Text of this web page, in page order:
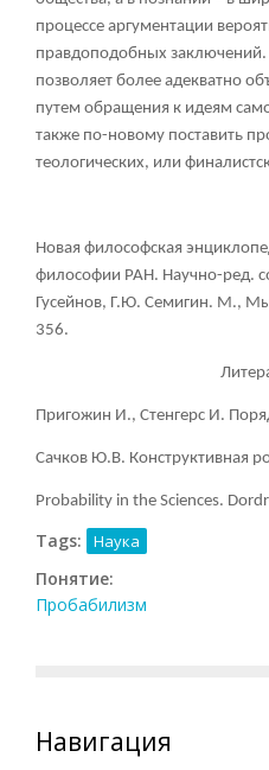
процессе аргументации
правдоподобных
позволяет более адекватно
путем обращения к идеям
также по-новому поставить
теологических, или
Новая философская
философии РАН. Научно-ред.
Гусейнов, Г.Ю. Семигин. М.,
356.
Пригожин И., Стенгерс И.
Сачков Ю.В. Конструктивная
Probability in the Sciences.
Tags: Наука
Понятие:
Пробабилизм
Навигация